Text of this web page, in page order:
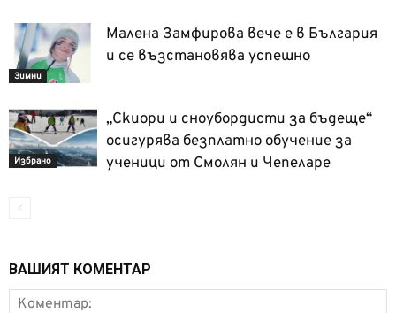
Зимни
Малена Замфирова вече е в България
и се възстановява успешно
Избрано
„Скиори и сноубордисти за бъдеще“
осигурява безплатно обучение за
ученици от Смолян и Чепеларе
ВАШИЯТ КОМЕНТАР